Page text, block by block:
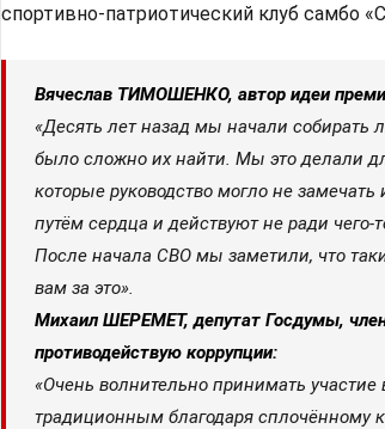
спортивно-патриотический клуб самбо
Вячеслав ТИМОШЕНКО, автор идеи
«Десять лет назад мы начали собирать
было сложно их найти. Мы это делали
которые руководство могло не
путём сердца и действуют не ради
После начала СВО мы заметили, что
вам за это».
Михаил ШЕРЕМЕТ, депутат Госдумы,
противодействую коррупции:
«Очень волнительно принимать
традиционным благодаря сплочённому